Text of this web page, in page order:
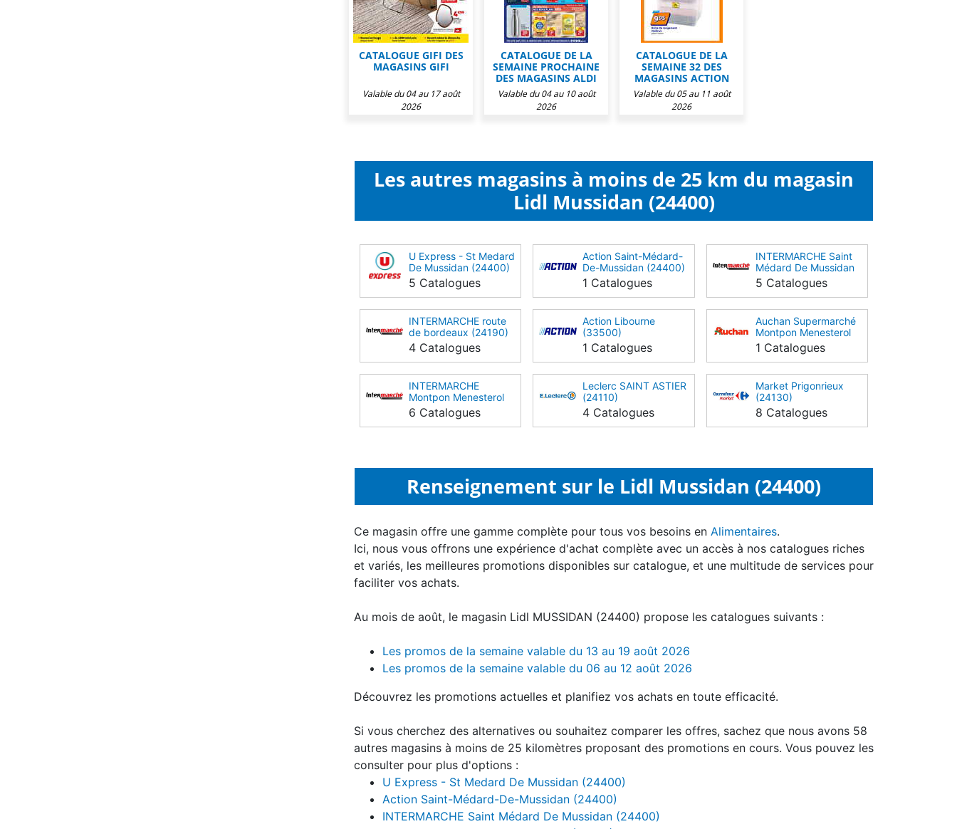
CATALOGUE GIFI DES
MAGASINS GIFI
Valable du 04 au 17 août
2026
CATALOGUE DE LA
SEMAINE PROCHAINE
DES MAGASINS ALDI
Valable du 04 au 10 août
2026
CATALOGUE DE LA
SEMAINE 32 DES
MAGASINS ACTION
Valable du 05 au 11 août
2026
Les autres magasins à moins de 25 km du magasin
Lidl Mussidan (24400)
U Express - St Medard
De Mussidan (24400)
5 Catalogues
Action Saint-Médard-
De-Mussidan (24400)
1 Catalogues
INTERMARCHE Saint
Médard De Mussidan
(24400)
5 Catalogues
INTERMARCHE route
de bordeaux (24190)
4 Catalogues
Action Libourne
(33500)
1 Catalogues
Auchan Supermarché
Montpon Menesterol
(24700)
1 Catalogues
INTERMARCHE
Montpon Menesterol
(24700)
6 Catalogues
Leclerc SAINT ASTIER
(24110)
4 Catalogues
Market Prigonrieux
(24130)
8 Catalogues
Renseignement sur le Lidl Mussidan (24400)
Ce magasin offre une gamme complète pour tous vos besoins en Alimentaires.
Ici, nous vous offrons une expérience d'achat complète avec un accès à nos catalogues riches
et variés, les meilleures promotions disponibles sur catalogue, et une multitude de services pour
faciliter vos achats.
Au mois de août, le magasin Lidl MUSSIDAN (24400) propose les catalogues suivants :
Les promos de la semaine valable du 13 au 19 août 2026
Les promos de la semaine valable du 06 au 12 août 2026
Découvrez les promotions actuelles et planifiez vos achats en toute efficacité.
Si vous cherchez des alternatives ou souhaitez comparer les offres, sachez que nous avons 58
autres magasins à moins de 25 kilomètres proposant des promotions en cours. Vous pouvez les
consulter pour plus d'options :
U Express - St Medard De Mussidan (24400)
Action Saint-Médard-De-Mussidan (24400)
INTERMARCHE Saint Médard De Mussidan (24400)